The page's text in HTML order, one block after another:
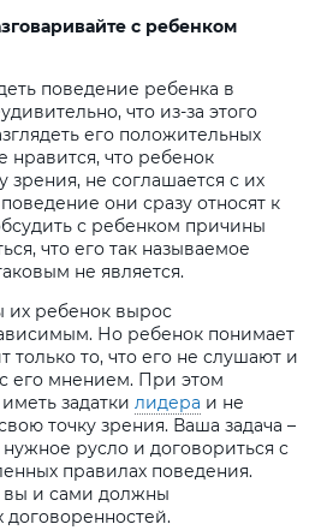
с ребенком
поведение ребенка в
что из-за этого
его положительных
нравится, что ребенок
зрения, не соглашается с их
они сразу относят к
с ребенком причины
что его так называемое
не является.
их ребенок вырос
Но ребенок понимает
только то, что его не слушают и
его мнением. При этом
задатки лидера и не
точку зрения. Ваша задача –
русло и договориться с
правилах поведения.
вы и сами должны
договоренностей.